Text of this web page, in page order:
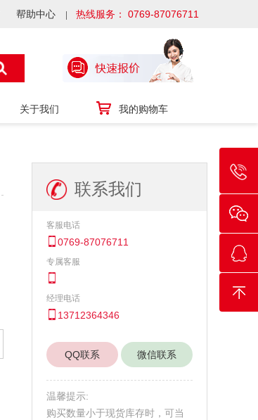
帮助中心 热线服务： 0769-87076711
关于我们 我的购物车
联系我们
客服电话
0769-87076711
专属客服
经理电话
13712364346
QQ联系 微信联系
温馨提示:
购买数量小于现货库存时，可当